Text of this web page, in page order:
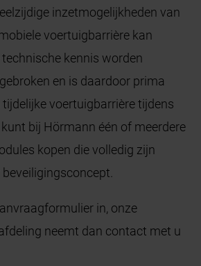
inzetmogelijkheden van
voertuigbarrière kan
kennis worden
en is daardoor prima
voertuigbarrière tijdens
bij Hörmann één of meerdere
kopen die volledig zijn
in, onze
neemt dan contact met u